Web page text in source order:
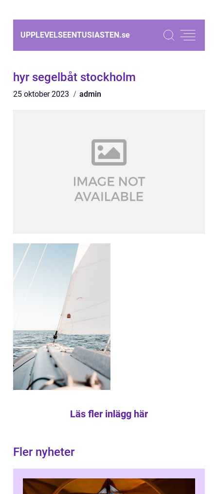
UPPLEVELSEENTUSIASTEN.se
hyr segelbåt stockholm
25 oktober 2023 admin
Läs fler inlägg här
Fler nyheter